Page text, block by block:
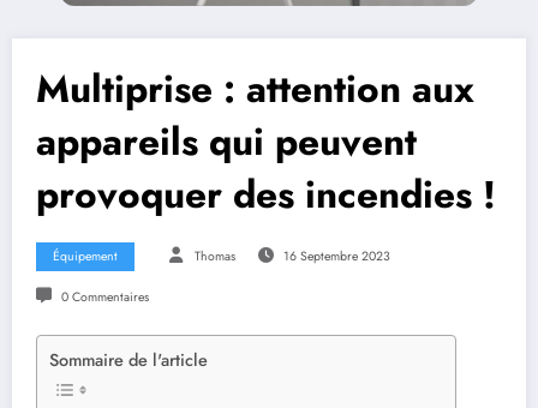
Multiprise : attention aux
appareils qui peuvent
provoquer des incendies !
Équipement Thomas 16 Septembre 2023
0 Commentaires
Sommaire de l'article